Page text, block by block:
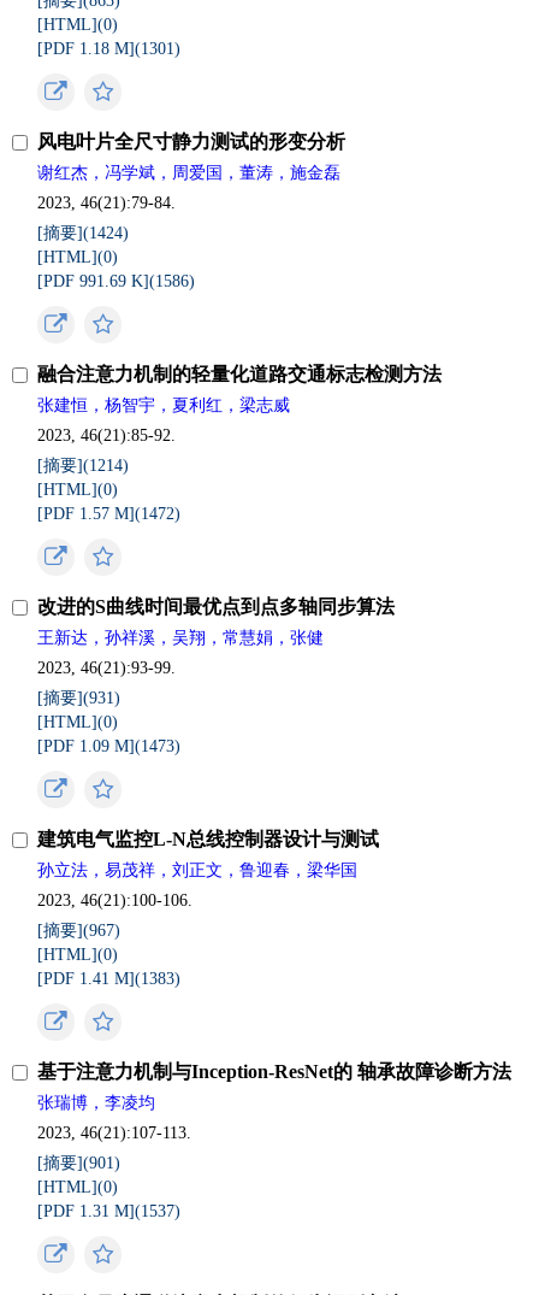
[HTML](0)
[PDF 1.18 M](1301)
风电叶片全尺寸静力测试的形变分析
谢红杰，冯学斌，周爱国，董涛，施金磊
2023, 46(21):79-84.
[摘要](1424)
[HTML](0)
[PDF 991.69 K](1586)
融合注意力机制的轻量化道路交通标志检测方法
张建恒，杨智宇，夏利红，梁志威
2023, 46(21):85-92.
[摘要](1214)
[HTML](0)
[PDF 1.57 M](1472)
改进的S曲线时间最优点到点多轴同步算法
王新达，孙祥溪，吴翔，常慧娟，张健
2023, 46(21):93-99.
[摘要](931)
[HTML](0)
[PDF 1.09 M](1473)
建筑电气监控L-N总线控制器设计与测试
孙立法，易茂祥，刘正文，鲁迎春，梁华国
2023, 46(21):100-106.
[摘要](967)
[HTML](0)
[PDF 1.41 M](1383)
基于注意力机制与Inception-ResNet的 轴承故障诊断方法
张瑞博，李凌均
2023, 46(21):107-113.
[摘要](901)
[HTML](0)
[PDF 1.31 M](1537)